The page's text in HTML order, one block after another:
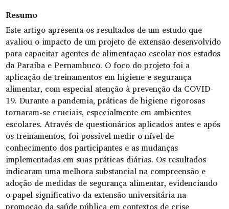
Resumo
Este artigo apresenta os resultados de um estudo que
avaliou o impacto de um projeto de extensão desenvolvido
para capacitar agentes de alimentação escolar nos estados
da Paraíba e Pernambuco. O foco do projeto foi a
aplicação de treinamentos em higiene e segurança
alimentar, com especial atenção à prevenção da COVID-
19. Durante a pandemia, práticas de higiene rigorosas
tornaram-se cruciais, especialmente em ambientes
escolares. Através de questionários aplicados antes e após
os treinamentos, foi possível medir o nível de
conhecimento dos participantes e as mudanças
implementadas em suas práticas diárias. Os resultados
indicaram uma melhora substancial na compreensão e
adoção de medidas de segurança alimentar, evidenciando
o papel significativo da extensão universitária na